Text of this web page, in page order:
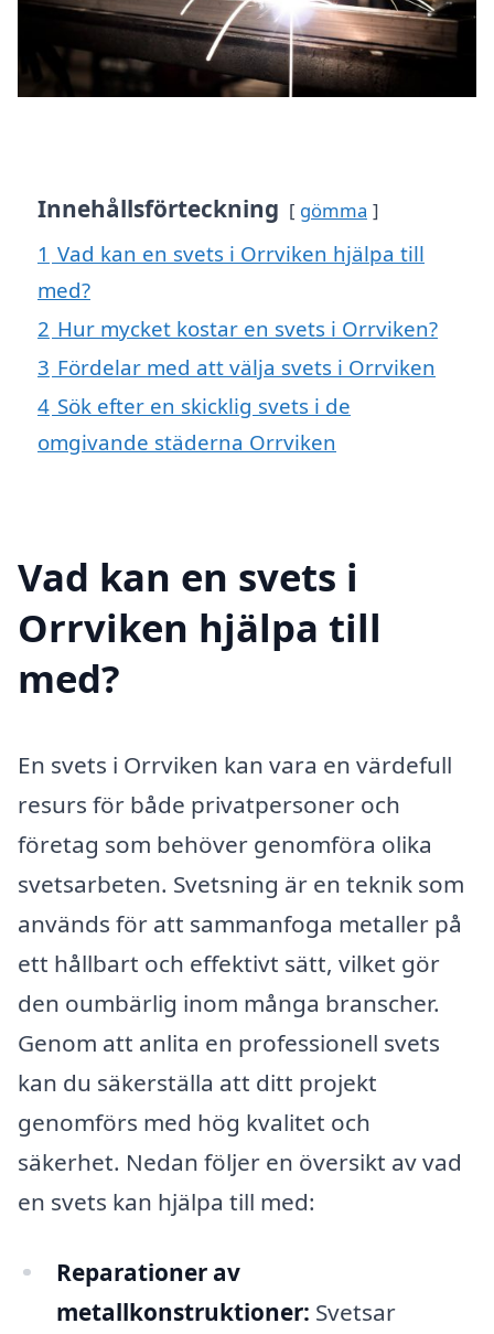
Innehållsförteckning gömma
1 Vad kan en svets i Orrviken hjälpa till
med?
2 Hur mycket kostar en svets i Orrviken?
3 Fördelar med att välja svets i Orrviken
4 Sök efter en skicklig svets i de
omgivande städerna Orrviken
Vad kan en svets i
Orrviken hjälpa till
med?
En svets i Orrviken kan vara en värdefull
resurs för både privatpersoner och
företag som behöver genomföra olika
svetsarbeten. Svetsning är en teknik som
används för att sammanfoga metaller på
ett hållbart och effektivt sätt, vilket gör
den oumbärlig inom många branscher.
Genom att anlita en professionell svets
kan du säkerställa att ditt projekt
genomförs med hög kvalitet och
säkerhet. Nedan följer en översikt av vad
en svets kan hjälpa till med:
Reparationer av
metallkonstruktioner: Svetsar